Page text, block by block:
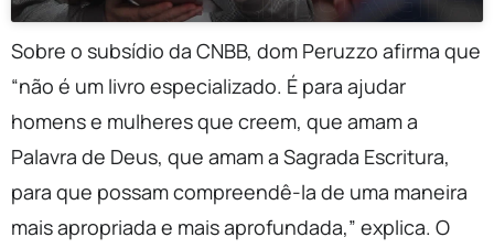
Sobre o subsídio da CNBB, dom Peruzzo afirma que
“não é um livro especializado. É para ajudar
homens e mulheres que creem, que amam a
Palavra de Deus, que amam a Sagrada Escritura,
para que possam compreendê-la de uma maneira
mais apropriada e mais aprofundada,” explica. O